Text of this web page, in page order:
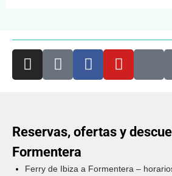
Reservas, ofertas y
Formentera
Ferry de Ibiza a Formentera –